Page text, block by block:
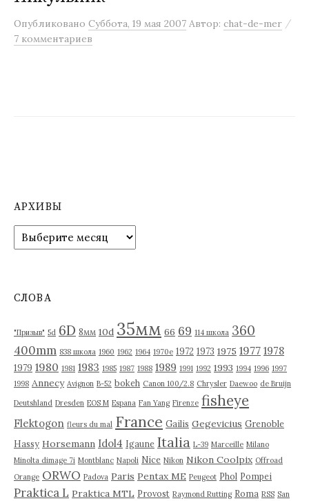
м
у
Опубликовано Суббота, 19 мая 2007 Автор: chat-de-mer /
7 комментариев
АРХИВЫ
р
в
СЛОВА
"Призыв" 5d 6D 8мм 10d 35мм 66 69 114 школа 360
400mm 838 школа 1960 1962 1964 1970е 1972 1973 1975 1977 1978
1979 1980 1981 1983 1985 1987 1988 1989 1991 1992 1993 1994 1996 1997
1998 Annecy Avignon B-52 bokeh Canon 100/2.8 Chrysler Daewoo de Bruijn
Deutshland Dresden EOS M Espana Fan Yang Firenze fisheye
Flektogon fleurs du mal France Gailis Gegevicius Grenoble
Hassy Horsemann Idol4 Igaune Italia L-39 Marceille Milano
Minolta dimage 7i Montblanc Napoli Nice Nikon Nikon Coolpix Offroad
Orange ORWO Padova Paris Pentax ME Peugeot Phol Pompei
Praktica L Praktica MTL Provost Raymond Rutting Roma RSS San